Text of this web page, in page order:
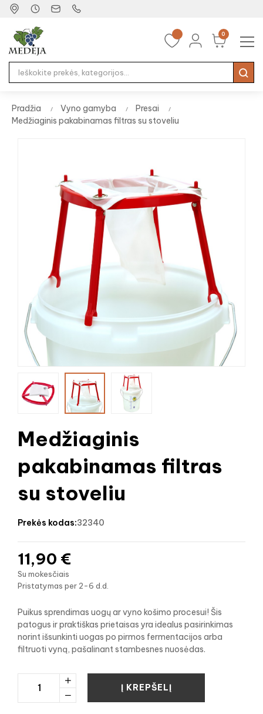
0
☰
Pradžia Vyno gamyba
Presai
Medžiaginis pakabinamas filtras su stoveliu
Medžiaginis
pakabinamas filtras
su stoveliu
prekės kodas:32340
11,90 €
Su mokesčiais
Pristatymas per 2-6 d.d.
Puikus sprendimas uogų ar vyno košimo procesui! Šis
patogus ir praktiškas prietaisas yra idealus pasirinkimas
norint išsunkinti uogas po pirmos fermentacijos arba
filtruoti vyną, pašalinant stambesnes nuosėdas.
Į KREPŠELĮ